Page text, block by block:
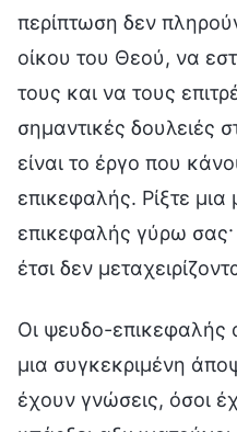
περίπτωση δεν
οίκου του Θεού, να
τους και να τους
σημαντικές δουλειές
είναι το έργο που
επικεφαλής. Ρίξτε
επικεφαλής γύρω σας·
έτσι δεν
Οι ψευδο-
μια συγκεκριμένη
έχουν γνώσεις, όσοι